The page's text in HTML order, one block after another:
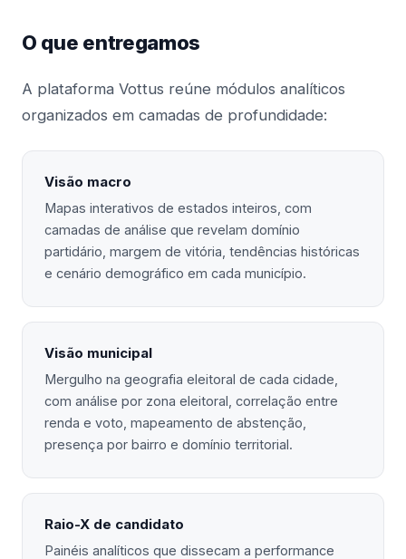
O que entregamos
A plataforma Vottus reúne módulos analíticos
organizados em camadas de profundidade:
Visão macro
Mapas interativos de estados inteiros, com
camadas de análise que revelam domínio
partidário, margem de vitória, tendências históricas
e cenário demográfico em cada município.
Visão municipal
Mergulho na geografia eleitoral de cada cidade,
com análise por zona eleitoral, correlação entre
renda e voto, mapeamento de abstenção,
presença por bairro e domínio territorial.
Raio-X de candidato
Painéis analíticos que dissecam a performance